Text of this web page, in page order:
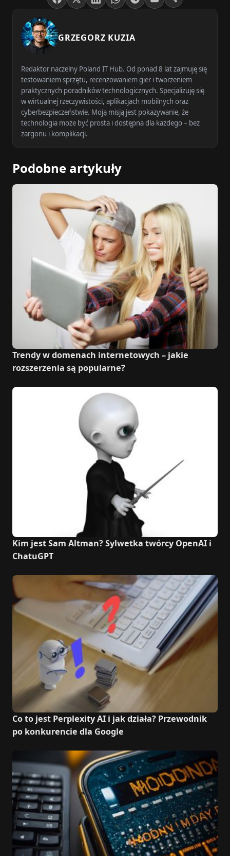
GRZEGORZ KUZIA
Redaktor naczelny Poland IT Hub. Od ponad 8 lat zajmuję się
testowaniem sprzętu, recenzowaniem gier i tworzeniem
praktycznych poradników technologicznych. Specjalizuję się
w wirtualnej rzeczywistości, aplikacjach mobilnych oraz
cyberbezpieczeństwie. Moją misją jest pokazywanie, że
technologia może być prosta i dostępna dla każdego – bez
żargonu i komplikacji.
Podobne artykuły
Trendy w domenach internetowych – jakie
rozszerzenia są popularne?
Kim jest Sam Altman? Sylwetka twórcy OpenAI i
ChatuGPT
Co to jest Perplexity AI i jak działa? Przewodnik
po konkurencie dla Google